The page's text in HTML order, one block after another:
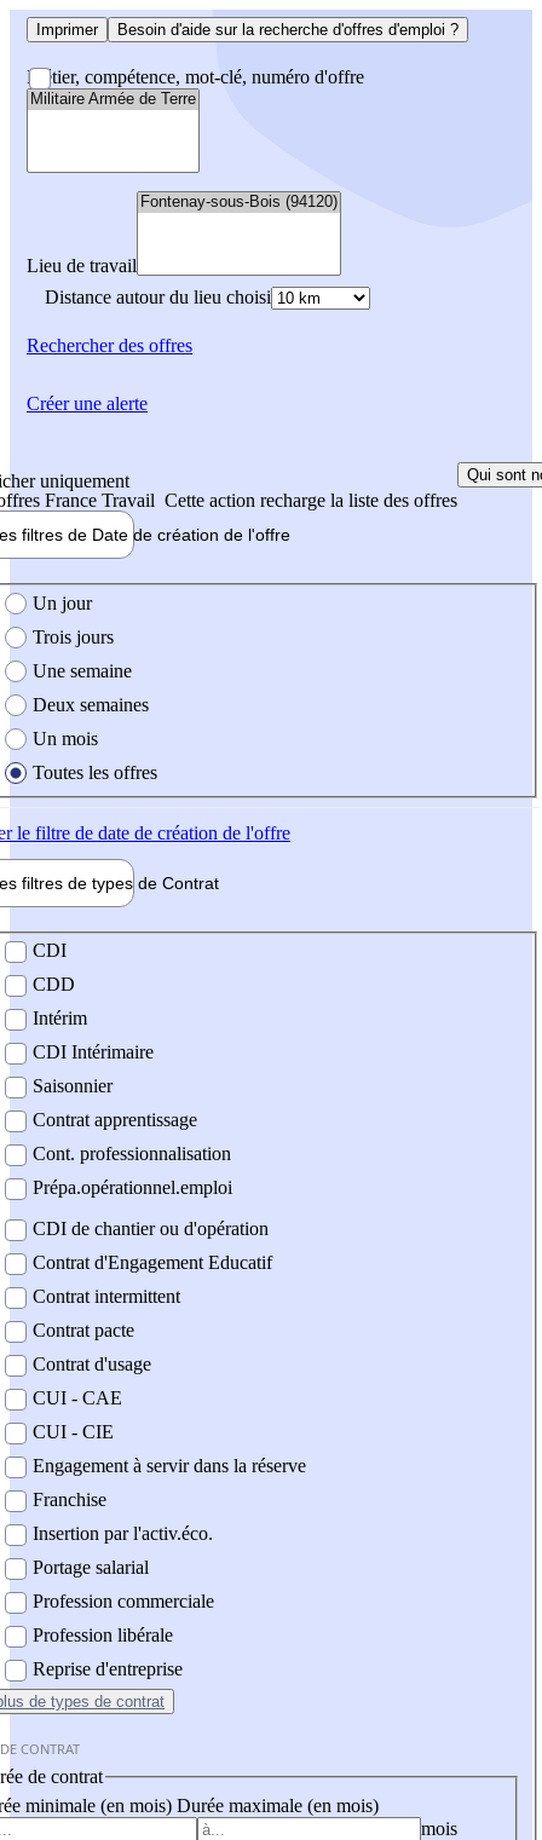
Imprimer Besoin d'aide sur la recherche d'offres d'emploi ?
Métier, compétence, mot-clé, numéro d'offre
Lieu de travail
Distance autour du lieu choisi
Rechercherdes offres
uniquement
France Travail Cette action recharge la liste des offres
Qui sont
filtres de Date de création de l'offre
création de l'offre
Un jour
Trois jours
Une semaine
Deux semaines
Un mois
Toutes les offres
le filtre de date de création de l'offre
filtres de types de Contrat
contrat
CDI
CDD
Intérim
CDI Intérimaire
Saisonnier
Contrat apprentissage
Cont. professionnalisation
Prépa.opérationnel.emploi
CDI de chantier ou d'opération
Contrat d'Engagement Educatif
Contrat intermittent
Contrat pacte
Contrat d'usage
CUI - CAE
CUI - CIE
Engagement à servir dans la réserve
Franchise
Insertion par l'activ.éco.
Portage salarial
Profession commerciale
Profession libérale
Reprise d'entreprise
de types de contrat
CONTRAT
de contrat
minimale (en mois) Durée maximale (en mois)
mois
Créer une alerte